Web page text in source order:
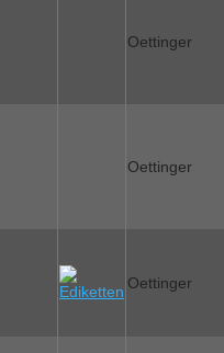
Oettinger
Oettinger
Oettinger